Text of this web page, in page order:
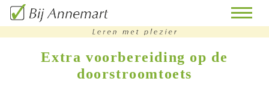
Extra voorbereiding op de
doorstroomtoets